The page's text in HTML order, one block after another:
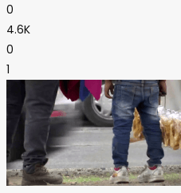
0
4.6K
0
1